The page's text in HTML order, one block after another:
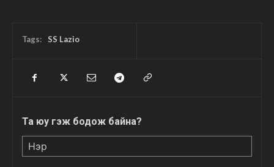
Tags: SS Lazio
Та юу гэж бодож байна?